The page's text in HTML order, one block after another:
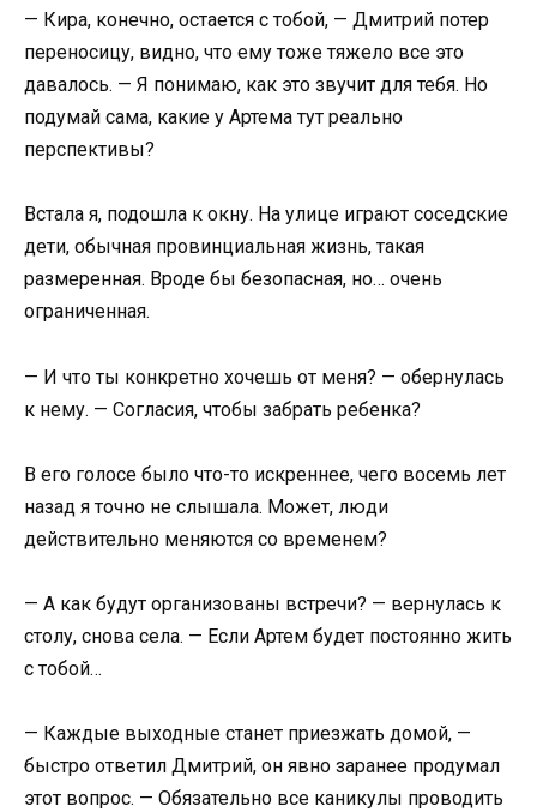
— Кира, конечно, остается с тобой, — Дмитрий потер
переносицу, видно, что ему тоже тяжело все это
давалось. — Я понимаю, как это звучит для тебя. Но
подумай сама, какие у Артема тут реально
перспективы?
Встала я, подошла к окну. На улице играют соседские
дети, обычная провинциальная жизнь, такая
размеренная. Вроде бы безопасная, но… очень
ограниченная.
— И что ты конкретно хочешь от меня? — обернулась
к нему. — Согласия, чтобы забрать ребенка?
В его голосе было что-то искреннее, чего восемь лет
назад я точно не слышала. Может, люди
действительно меняются со временем?
— А как будут организованы встречи? — вернулась к
столу, снова села. — Если Артем будет постоянно жить
с тобой…
— Каждые выходные станет приезжать домой, —
быстро ответил Дмитрий, он явно заранее продумал
этот вопрос. — Обязательно все каникулы проводить